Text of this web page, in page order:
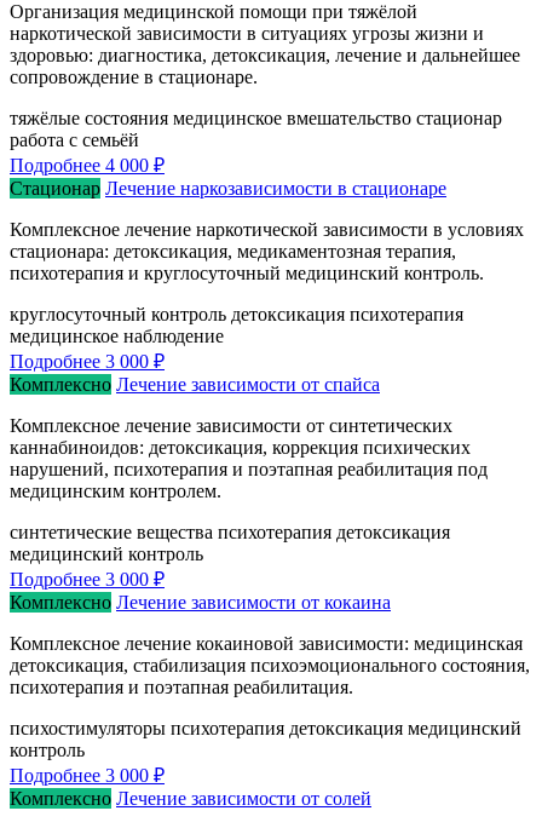
Организация медицинской помощи при тяжёлой
наркотической зависимости в ситуациях угрозы жизни и
здоровью: диагностика, детоксикация, лечение и дальнейшее
сопровождение в стационаре.
тяжёлые состояния медицинское вмешательство стационар
работа с семьёй
Подробнее 4 000 ₽
Стационар Лечение наркозависимости в стационаре
Комплексное лечение наркотической зависимости в условиях
стационара: детоксикация, медикаментозная терапия,
психотерапия и круглосуточный медицинский контроль.
круглосуточный контроль детоксикация психотерапия
медицинское наблюдение
Подробнее 3 000 ₽
Комплексно Лечение зависимости от спайса
Комплексное лечение зависимости от синтетических
каннабиноидов: детоксикация, коррекция психических
нарушений, психотерапия и поэтапная реабилитация под
медицинским контролем.
синтетические вещества психотерапия детоксикация
медицинский контроль
Подробнее 3 000 ₽
Комплексно Лечение зависимости от кокаина
Комплексное лечение кокаиновой зависимости: медицинская
детоксикация, стабилизация психоэмоционального состояния,
психотерапия и поэтапная реабилитация.
психостимуляторы психотерапия детоксикация медицинский
контроль
Подробнее 3 000 ₽
Комплексно Лечение зависимости от солей